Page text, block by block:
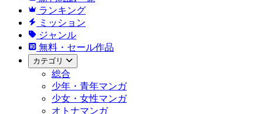
ランキング
ミッション
ジャンル
無料・セール作品
カテゴリ
総合
少年・青年マンガ
少女・女性マンガ
オトナマンガ